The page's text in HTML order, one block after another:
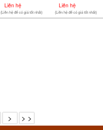
Liên hệ
(Liên hệ để có giá tốt nhất)
Liên hệ
(Liên hệ để có giá tốt nhất)
> > >